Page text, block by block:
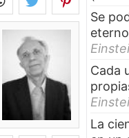
Se
Cada
La